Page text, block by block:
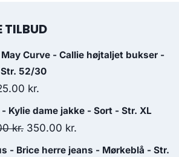
TILBUD
Curve - Callie højtaljet bukser -
52/30
kr.
price
is:
Kylie dame jakke - Sort - Str. XL
kr. Original
price
350.00 kr.
price
- Brice herre jeans - Mørkeblå - Str.